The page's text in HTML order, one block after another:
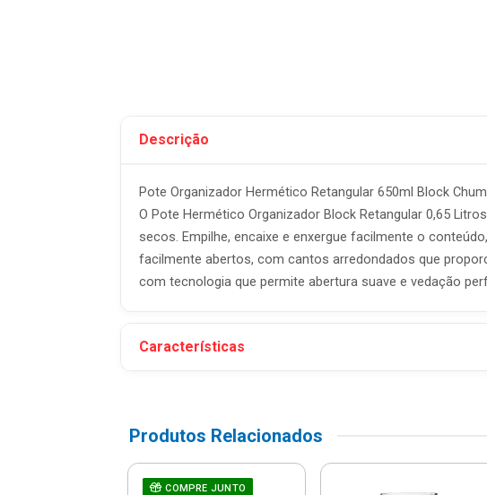
Descrição
Pote Organizador Hermético Retangular 650ml Block
O Pote Hermético Organizador Block Retangular 0,65
secos. Empilhe, encaixe e enxergue facilmente o
facilmente abertos, com cantos arredondados que
com tecnologia que permite abertura suave e vedação
Características
Produtos Relacionados
COMPRE JUNTO